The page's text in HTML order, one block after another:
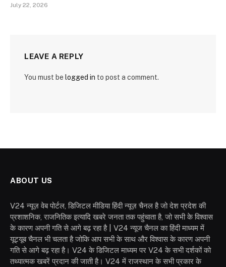
July 22, 2026
LEAVE A REPLY
You must be logged in to post a comment.
ABOUT US
V24 न्यूज़ वेब पोर्टल, डिजिटल मीडिया हिंदी न्यूज़ चैनल है जो देश प्रदेश की
प्रशाशनिक, राजनितिक इत्यादि खबरे जनता तक पहुंचाता है, जो सभी के विश्वास
के कारण अपनी गति से आगे बढ़ रहा है | V24 न्यूज चैनल का हिंदी माध्यम में
यूट्यूब चैनल भी चलता है जोकि आप सभी के साथ और विश्वास के कारण अपनी
गति से आगे बढ़ रहा है। V24 के डिजिटल माध्यम पर V24 के सभी दर्शकों को
तथ्यात्मक खबरें प्रदान की जाती है। V24 में राजस्थान के सभी प्रकार के